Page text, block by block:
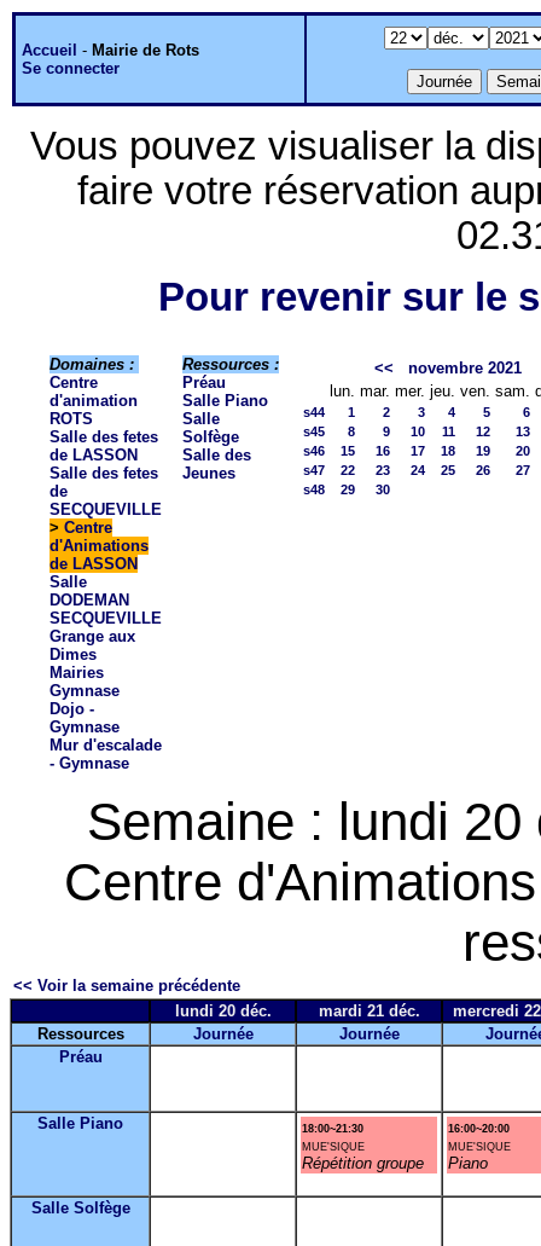
Accueil - Mairie de Rots
Se connecter
Vous pouvez visualiser la
faire votre réservation
Pour revenir sur le
Domaines :
Centre
d'animation
ROTS
Salle des fetes
de LASSON
Salle des fetes
de
SECQUEVILLE
> Centre
d'Animations
de LASSON
Salle
DODEMAN
SECQUEVILLE
Grange aux
Dimes
Mairies
Gymnase
Dojo -
Gymnase
Mur d'escalade
- Gymnase
Ressources :
Préau
Salle Piano
Salle
Solfège
Salle des
Jeunes
<<
novembre 2021
lun. mar. mer. jeu. ven. sam.
s44 1 2 3 4 5
6
s45
8 9 10 11 12
13
s46
15 16 17 18 19
20
s47
22 23 24 25 26
27
s48
29 30
Semaine : lundi
Centre
<< Voir la semaine précédente
lundi 20 déc.
mardi 21 déc.
mercredi
Ressources
Journée Journée
Préau
Salle Piano
18:00~21:30
MUE'SIQUE
Répétition groupe
16:00~20:00
MUE'SIQUE
Piano
Salle Solfège